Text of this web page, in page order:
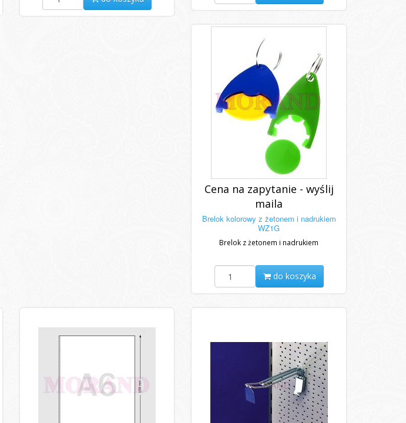
Cena na zapytanie - wyślij
maila
Brelok kolorowy z żetonem i nadrukiem
WZ1G
Brelok z żetonem i nadrukiem
do koszyka